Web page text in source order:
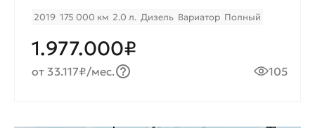
2019 175 000 км 2.0 л. Дизель Вариатор Полный
1.977.000₽
от 33.117₽/мес. 105